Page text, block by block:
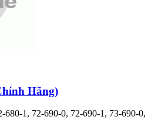
Hãng)
680-1, 72-690-0, 72-690-1, 73-690-0,